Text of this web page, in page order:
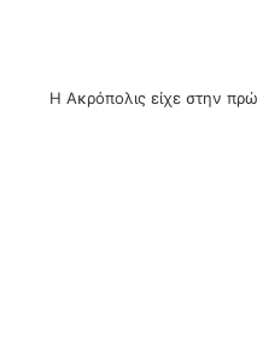
Η Ακρόπολις είχε στην